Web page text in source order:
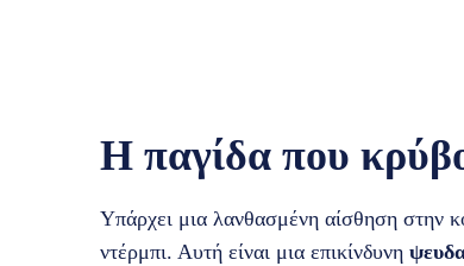
Η παγίδα που
Υπάρχει μια λανθασμένη αίσθηση στην
ντέρμπι. Αυτή είναι μια επικίνδυνη